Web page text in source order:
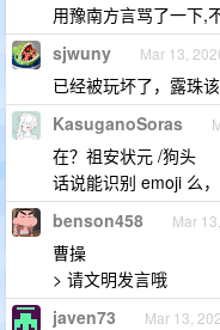
用豫南方言骂了一下,
sjwuny Mar 13,
已经被玩坏了，露珠
KasuganoSoras
在？祖安状元 /狗头
话说能识别 emoji 么
benson458 Mar
曹操
> 请文明发言哦
javen73 Mar 13,